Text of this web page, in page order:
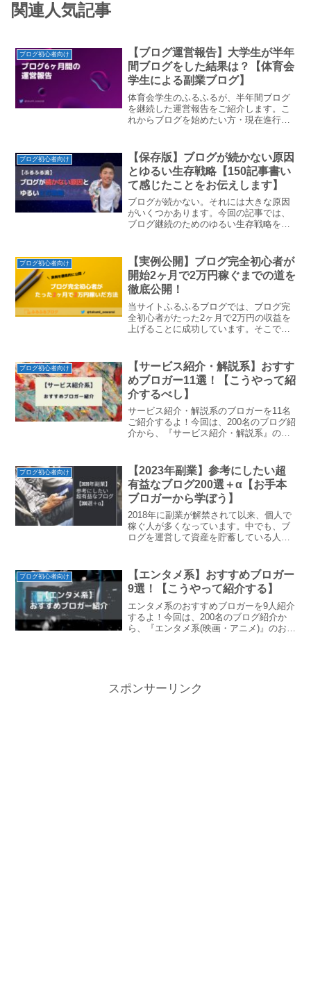
関連人気記事
ブログ初心者向け
【ブログ運営報告】大学生が半年
間ブログをした結果は？【体育会
学生による副業ブログ】
体育会学生のふるふるが、半年間ブログ
を継続した運営報告をご紹介します。こ
れからブログを始めたい方・現在進行形
ブログ初心者向け
【保存版】ブログが続かない原因
とゆるい生存戦略【150記事書い
て感じたことをお伝えします】
ブログが続かない。それには大きな原因
がいくつかあります。今回の記事では、
ブログ継続のためのゆるい生存戦略を紹
ください。
ブログ初心者向け
【実例公開】ブログ完全初心者が
開始2ヶ月で2万円稼ぐまでの道を
徹底公開！
当サイトふるふるブログでは、ブログ完
全初心者がたった2ヶ月で2万円の収益を
上げることに成功しています。そこで今
す。どうぞ最後までお付き合いくださ
い。
ブログ初心者向け
【サービス紹介・解説系】おすす
めブロガー11選！【こうやって紹
介するべし】
サービス紹介・解説系のブロガーを11名
ご紹介するよ！今回は、200名のブログ紹
介から、『サービス紹介・解説系』のお
わからない・・・」という方は、この記
事が参考になるかと...
ブログ初心者向け
【2023年副業】参考にしたい超
有益なブログ200選＋α【お手本
ブロガーから学ぼう】
2018年に副業が解禁されて以来、個人で
稼ぐ人が多くなっています。中でも、ブ
ログを運営して資産を貯蓄している人も
す。副業時代の波に乗りたいという方に
は参考になるはずです。
ブログ初心者向け
【エンタメ系】おすすめブロガー
9選！【こうやって紹介する】
エンタメ系のおすすめブロガーを9人紹介
するよ！今回は、200名のブログ紹介か
ら、『エンタメ系(映画・アニメ)』のおす
スポンサーリンク